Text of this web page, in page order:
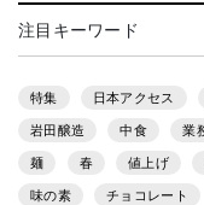
注目キーワード
特集 日本アクセス
岩田醸造 中食 業
麺 春 値上げ
味の素 チョコレート